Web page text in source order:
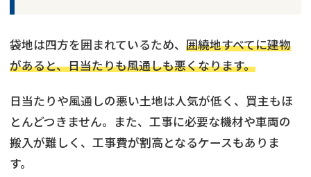
袋地は四方を囲まれているため、 囲繞地すべてに建物
があると、日当たりも風通しも悪くなります。
日当たりや風通しの悪い土地は人気が低く、買主もほ
とんどつきません。また、工事に必要な機材や車両の
搬入が難しく、工事費が割高となるケースもありま
す。